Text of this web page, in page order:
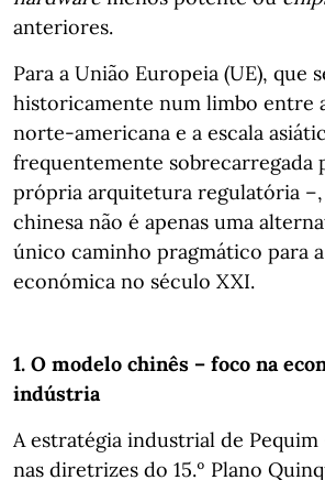
anteriores.
Para a União Europeia (UE), que
historicamente num limbo entre
norte-americana e a escala
frequentemente sobrecarregada
própria arquitetura regulatória –,
chinesa não é apenas uma
único caminho pragmático para
económica no século XXI.
1. O modelo chinês – foco na
indústria
A estratégia industrial de
nas diretrizes do 15.º Plano